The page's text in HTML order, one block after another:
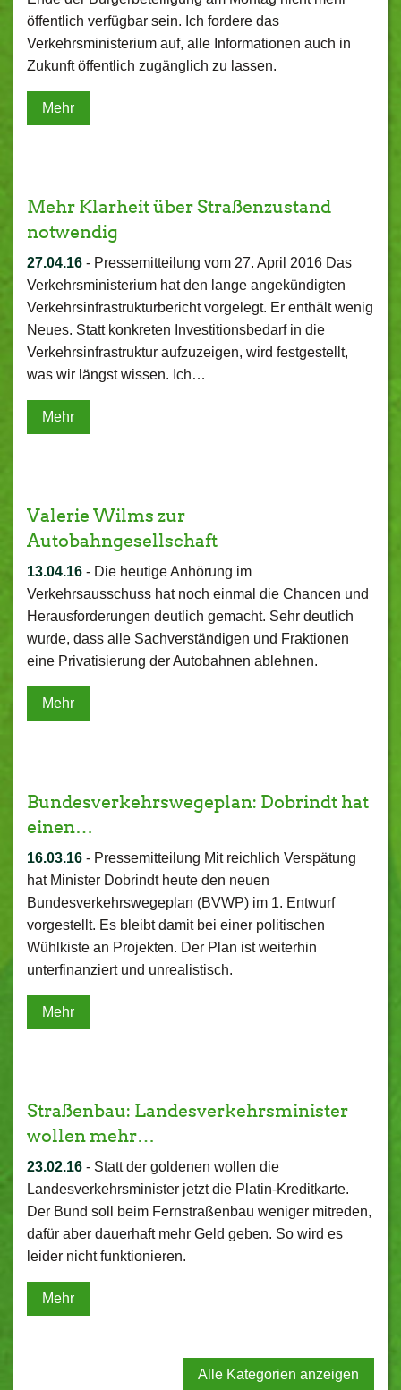
öffentlich verfügbar sein. Ich fordere das
Verkehrsministerium auf, alle Informationen auch in
Zukunft öffentlich zugänglich zu lassen.
Mehr
Mehr Klarheit über Straßenzustand
notwendig
27.04.16 - Pressemitteilung vom 27. April 2016 Das
Verkehrsministerium hat den lange angekündigten
Verkehrsinfrastrukturbericht vorgelegt. Er enthält wenig
Neues. Statt konkreten Investitionsbedarf in die
Verkehrsinfrastruktur aufzuzeigen, wird festgestellt,
was wir längst wissen. Ich…
Mehr
Valerie Wilms zur
Autobahngesellschaft
13.04.16 - Die heutige Anhörung im
Verkehrsausschuss hat noch einmal die Chancen und
Herausforderungen deutlich gemacht. Sehr deutlich
wurde, dass alle Sachverständigen und Fraktionen
eine Privatisierung der Autobahnen ablehnen.
Mehr
Bundesverkehrswegeplan: Dobrindt hat
einen…
16.03.16 - Pressemitteilung Mit reichlich Verspätung
hat Minister Dobrindt heute den neuen
Bundesverkehrswegeplan (BVWP) im 1. Entwurf
vorgestellt. Es bleibt damit bei einer politischen
Wühlkiste an Projekten. Der Plan ist weiterhin
unterfinanziert und unrealistisch.
Mehr
Straßenbau: Landesverkehrsminister
wollen mehr…
23.02.16 - Statt der goldenen wollen die
Landesverkehrsminister jetzt die Platin-Kreditkarte.
Der Bund soll beim Fernstraßenbau weniger mitreden,
dafür aber dauerhaft mehr Geld geben. So wird es
leider nicht funktionieren.
Mehr
Alle Kategorien anzeigen